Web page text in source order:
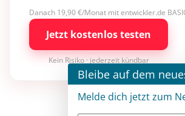
Danach 19,90 €/Monat mit entwickler.de
Jetzt kostenlos testen
Kein Risiko · jederzeit kündbar
Bleibe auf dem
Melde dich jetzt zum